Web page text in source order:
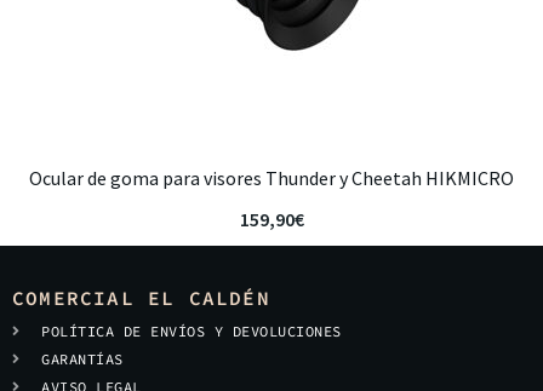
Ocular de goma para visores Thunder y Cheetah HIKMICRO
159,90€
COMERCIAL EL CALDÉN
POLÍTICA DE ENVÍOS Y DEVOLUCIONES
GARANTÍAS
AVISO LEGAL